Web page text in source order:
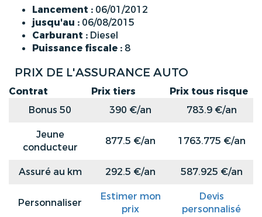
Lancement : 06/01/2012
jusqu'au : 06/08/2015
Carburant : Diesel
Puissance fiscale : 8
PRIX DE L'ASSURANCE AUTO
Contrat Prix tiers
Prix tous risque
Bonus 50
390 €/an
783.9 €/an
Jeune
conducteur
877.5 €/an 1763.775 €/an
Assuré au km 292.5 €/an 587.925 €/an
Personnaliser
Estimer mon
prix
Devis
personnalisé